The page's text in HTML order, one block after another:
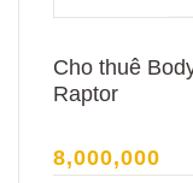
Cho thuê
Raptor
8,000,000